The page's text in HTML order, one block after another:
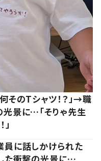
そのTシャツ！？」→職
景に…「そりゃ先生
に話しかけられた